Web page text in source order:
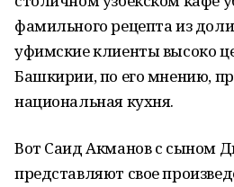
фамильного рецепта из
уфимские клиенты высоко
Башкирии, по его мнению,
национальная кухня.
Вот Саид Акманов с сыном
представляют свое